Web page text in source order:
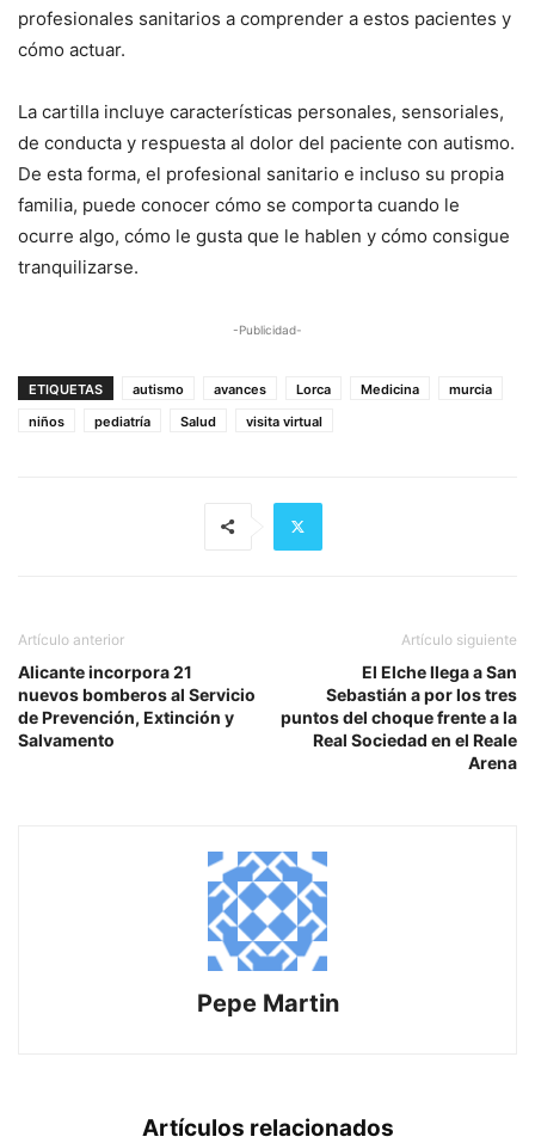
profesionales sanitarios a comprender a estos pacientes y
cómo actuar.
La cartilla incluye características personales, sensoriales,
de conducta y respuesta al dolor del paciente con autismo.
De esta forma, el profesional sanitario e incluso su propia
familia, puede conocer cómo se comporta cuando le
ocurre algo, cómo le gusta que le hablen y cómo consigue
tranquilizarse.
-Publicidad-
ETIQUETAS autismo avances Lorca Medicina
murcia
niños
pediatría Salud visita virtual
Artículo anterior
Alicante incorpora 21
nuevos bomberos al Servicio
de Prevención, Extinción y
Salvamento
Artículo siguiente
El Elche llega a San
Sebastián a por los tres
puntos del choque frente a la
Real Sociedad en el Reale
Arena
Pepe Martin
Artículos relacionados